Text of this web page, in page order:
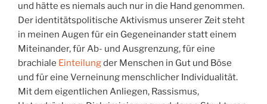
und hätte es niemals auch nur in die Hand genommen.
Der identitätspolitische Aktivismus unserer Zeit steht
in meinen Augen für ein Gegeneinander statt einem
Miteinander, für Ab- und Ausgrenzung, für eine
brachiale Einteilungder Menschen in Gut und Böse
und für eine Verneinung menschlicher Individualität.
Mit dem eigentlichen Anliegen, Rassismus,